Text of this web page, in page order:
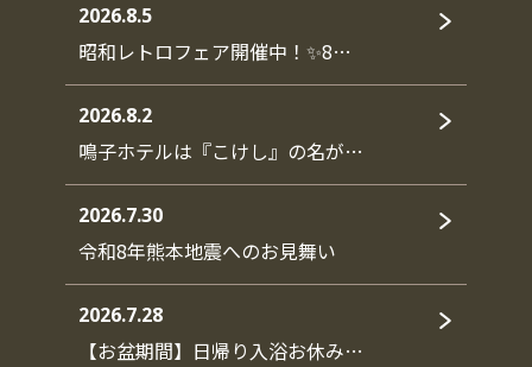
2026.8.5
昭和レトロフェア開催中！✨8…
2026.8.2
鳴子ホテルは『こけし』の名が…
2026.7.30
令和8年熊本地震へのお見舞い
2026.7.28
【お盆期間】日帰り入浴お休み…